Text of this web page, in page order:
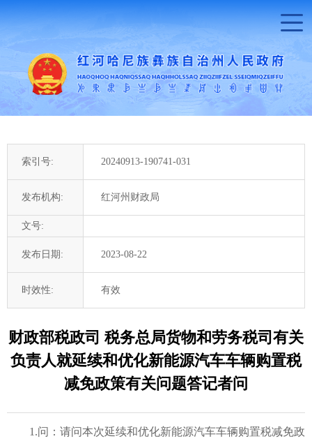
索引号: 20240913-190741-031
发布机构: 红河州财政局
文号:
发布日期: 2023-08-22
时效性: 有效
财政部税政司 税务总局货物和劳务税司有关
负责人就延续和优化新能源汽车车辆购置税
减免政策有关问题答记者问
1.问：请问本次延续和优化新能源汽车车辆购置税减免政